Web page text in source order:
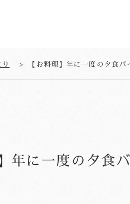
【お料理】年に一度の夕食
年に一度の夕